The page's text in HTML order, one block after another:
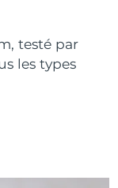
testé par
les types